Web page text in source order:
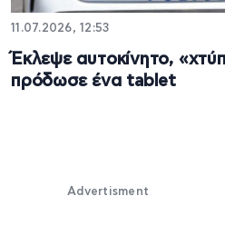
11.07.2026, 12:53
Έκλεψε αυτοκίνητο,
πρόδωσε ένα tablet
Advertisment